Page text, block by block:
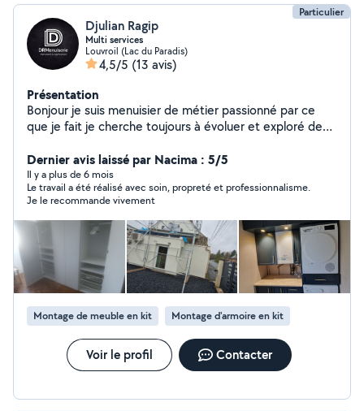
Particulier
Djulian Ragip
Multi services
Louvroil (Lac du Paradis)
4,5/5 (13 avis)
Présentation
Bonjour je suis menuisier de métier passionné par ce
que je fait je cherche toujours à évoluer et exploré de
et création d'aménagement sur-mesure ouvert à tout
type de projet qui touche le bois. Je fait beaucoup de
mécanique depuis longtemps je peux entretenir ou faire
les entretien des véhicules je dispose d'une valise de
diagnostic. Je travaille beaucoup dans le bâtiment et je
peux faire tout type de rénovation dans le bâtiment je
fait du placo, enduit, électricité.
Dernier avis laissé par Nacima : 5/5
Il y a plus de 6 mois
Le travail a été réalisé avec soin, propreté et professionnalisme.
Je le recommande vivement
Montage de meuble en kit Montage d'armoire en kit
Voir le profil Contacter